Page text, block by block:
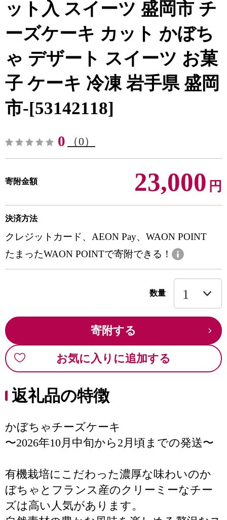
ット入 スイーツ 盛岡市 チ
ーズケーキ カット かぼち
ゃ デザート スイーツ お菓
子 ケーキ 冷凍 岩手県 盛岡
市-[53142118]
0 （0）
寄附金額 23,000 円
決済方法
クレジットカード、AEON Pay、WAON POINT
たまったWAON POINTで寄附できる！
数量
寄附する
お気に入りに追加する
返礼品の特徴
かぼちゃチーズケーキ
〜2026年10月中旬から2月頃までの発送〜
有機栽培にこだわった濃厚な味わいのか
ぼちゃとフランス産のクリーミーなチー
ズは高い人気があります。